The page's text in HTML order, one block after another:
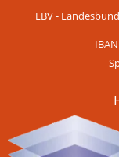
LBV -